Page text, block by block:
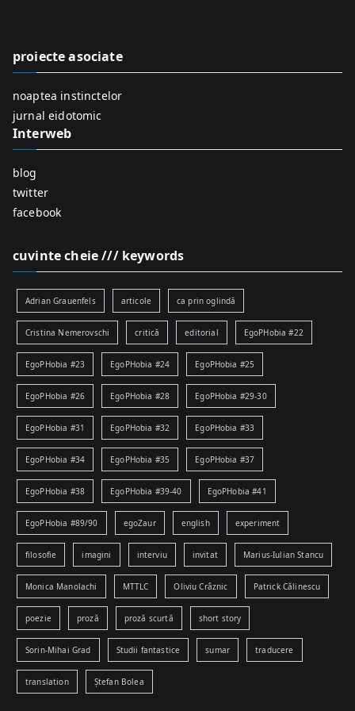
o
proiecte asociate
noaptea instinctelor
jurnal eidotomic
Interweb
blog
twitter
facebook
cuvinte cheie /// keywords
Adrian Grauenfels articole ca prin oglindă
Cristina Nemerovschi critică editorial EgoPHobia #22
EgoPHobia #23 EgoPHobia #24 EgoPHobia #25
EgoPHobia #26 EgoPHobia #28 EgoPHobia #29-30
EgoPHobia #31 EgoPHobia #32 EgoPHobia #33
EgoPHobia #34 EgoPHobia #35 EgoPHobia #37
EgoPHobia #38 EgoPHobia #39-40 EgoPHobia #41
EgoPHobia #89/90 egoZaur english experiment
filosofie imagini interviu invitat Marius-Iulian Stancu
Monica Manolachi MTTLC Oliviu Crâznic Patrick Călinescu
poezie proză proză scurtă short story
Sorin-Mihai Grad Studii fantastice sumar traducere
translation Ștefan Bolea